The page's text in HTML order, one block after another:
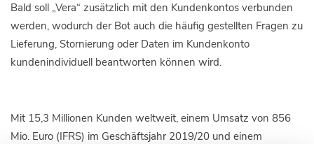
Bald soll „Vera“ zusätzlich mit den Kundenkontos verbunden
werden, wodurch der Bot auch die häufig gestellten Fragen zu
Lieferung, Stornierung oder Daten im Kundenkonto
kundenindividuell beantworten können wird.
Mit 15,3 Millionen Kunden weltweit, einem Umsatz von 856
Mio. Euro (IFRS) im Geschäftsjahr 2019/20 und einem